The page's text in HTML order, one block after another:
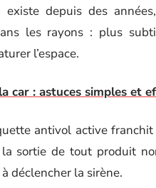
existe depuis des
les rayons : plus
l’espace.
car : astuces simples et
antivol active
la sortie de tout produit
déclencher la sirène.